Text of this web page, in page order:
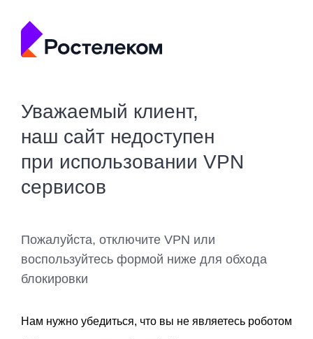
Уважаемый клиент,
наш сайт недоступен
при использовании VPN
сервисов
Пожалуйста, отключите VPN или
воспользуйтесь формой ниже для обхода
блокировки
Нам нужно убедиться, что вы не являетесь роботом